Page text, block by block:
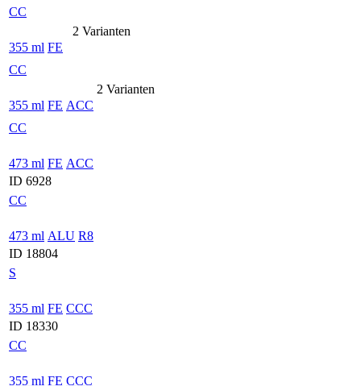
CC
2 Varianten
355 ml FE
CC
2 Varianten
355 ml FE ACC
CC
473 ml FE ACC
ID 6928
CC
473 ml ALU R8
ID 18804
S
355 ml FE CCC
ID 18330
CC
355 ml FE CCC